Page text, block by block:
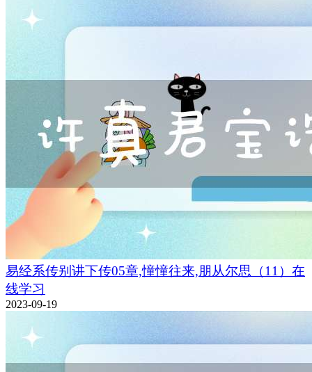
易经系传别讲下传05章,憧憧往来,朋从尔思（11）在
线学习
2023-09-19